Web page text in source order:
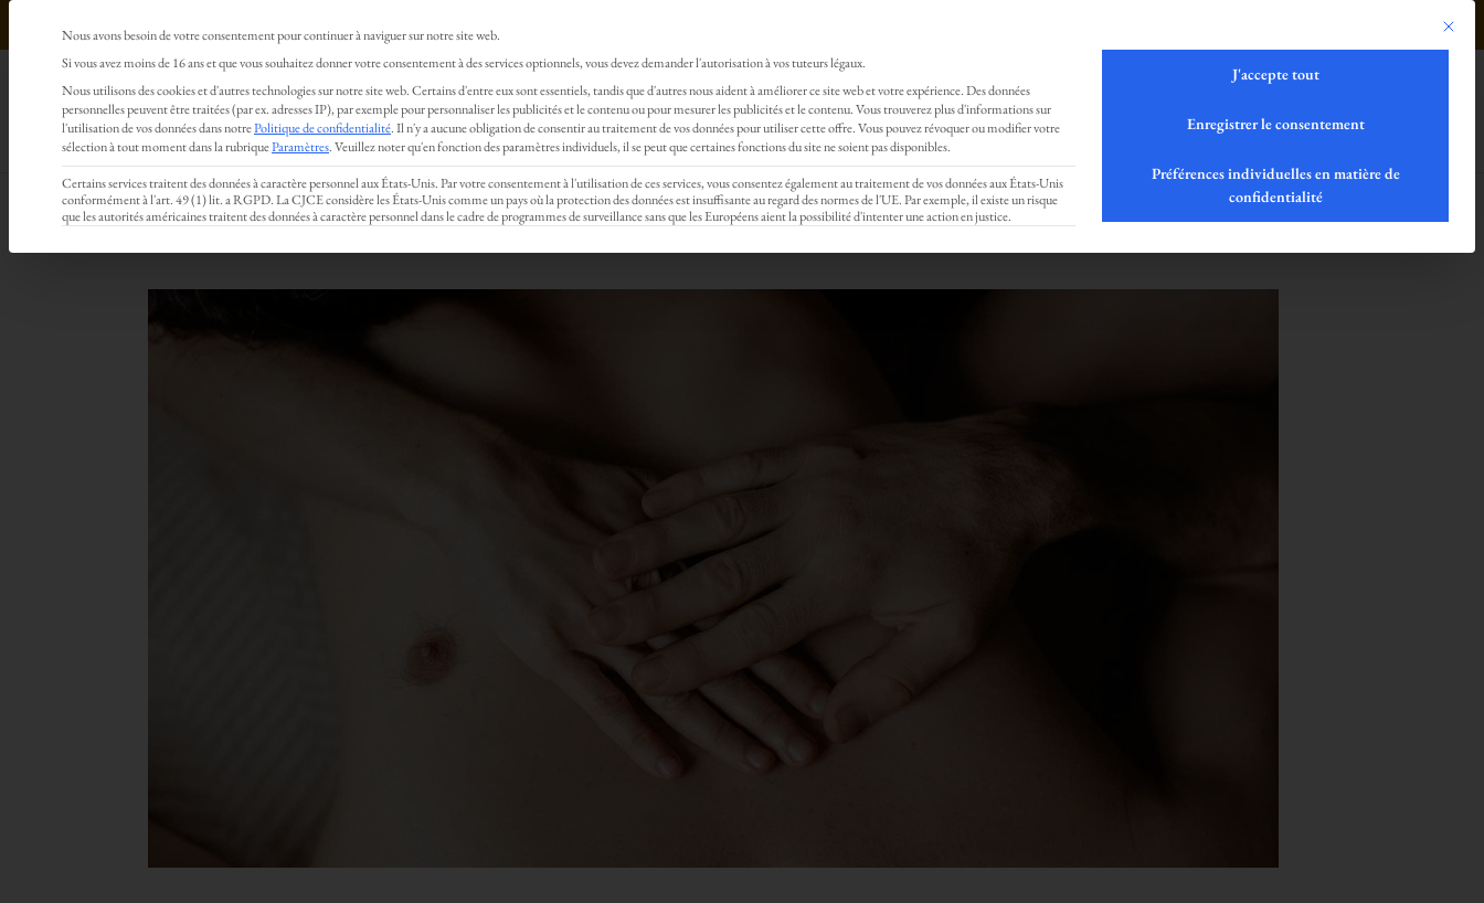
À PROPOS MASSAGES STAGE & FORMATION CONTACT
Français
Soirée d’initiation – Comment naviguer dans
les espaces sex-positifs
Ce
Préférences en matière de confidentialité
Nous avons besoin de votre consentement pour continuer à naviguer sur notre site web.
Si vous avez moins de 16 ans et que vous souhaitez donner votre consentement à des services optionnels, vous devez demander l'autorisation à vos tuteurs légaux.
Nous utilisons des cookies et d'autres technologies sur notre site web. Certains d'entre eux sont essentiels, tandis que d'autres nous aident à améliorer ce site web et votre expérience.Des données
personnelles peuvent être traitées (par ex. adresses IP), par exemple pour personnaliser les publicités et le contenu ou pour mesurer les publicités et le contenu.Vous trouverez plus d'informations sur
l'utilisation de vos données dans notrePolitique de confidentialité.Il n'y a aucune obligation de consentir au traitement de vos données pour utiliser cette offre.Vous pouvez révoquer ou modifier votre
sélection à tout moment dans la rubriqueParamètres.Veuillez noter qu'en fonction des paramètres individuels, il se peut que certaines fonctions du site ne soient pas disponibles.
Certains services traitent des données à caractère personnel aux États-Unis. Par votre consentement à l'utilisation de ces services, vous consentez également au traitement de vos données aux États-Unis
conformément à l'art. 49 (1) lit. a RGPD. La CJCE considère les États-Unis comme un pays où la protection des données est insuffisante au regard des normes de l'UE. Par exemple, il existe un risque
que les autorités américaines traitent des données à caractère personnel dans le cadre de programmes de surveillance sans que les Européens aient la possibilité d'intenter une action en justice.
J'accepte tout
Enregistrer le consentement
Préférences individuelles en matière de
confidentialité